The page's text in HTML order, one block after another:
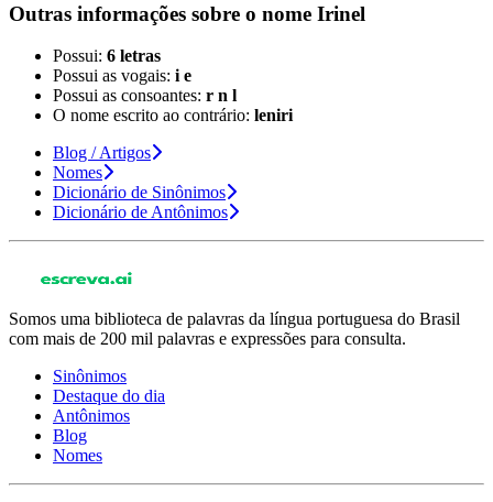
Outras informações sobre o nome Irinel
Possui: 6 letras
Possui as vogais: i e
Possui as consoantes: r n l
O nome escrito ao contrário: leniri
Blog / Artigos
Nomes
Dicionário de Sinônimos
Dicionário de Antônimos
Somos uma biblioteca de palavras da língua portuguesa do Brasil
com mais de 200 mil palavras e expressões para consulta.
Sinônimos
Destaque do dia
Antônimos
Blog
Nomes